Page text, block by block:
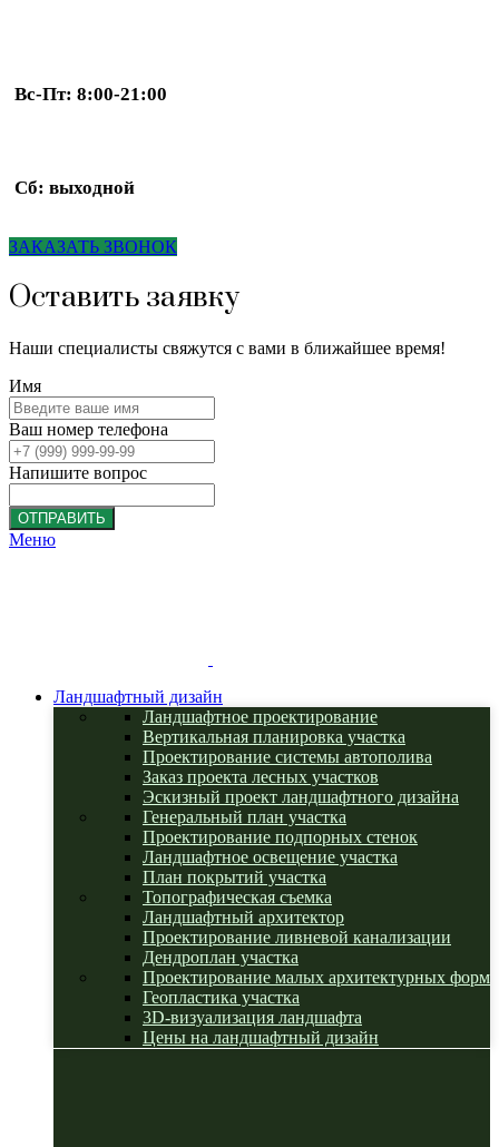
Вс-Пт: 8:00-21:00
Сб: выходной
ЗАКАЗАТЬ ЗВОНОК
Оставить заявку
Наши специалисты свяжутся с вами в ближайшее время!
Имя
Ваш номер телефона
Напишите вопрос
ОТПРАВИТЬ
Меню
Ландшафтный дизайн
Ландшафтное проектирование
Вертикальная планировка участка
Проектирование системы автополива
Заказ проекта лесных участков
Эскизный проект ландшафтного дизайна
Генеральный план участка
Проектирование подпорных стенок
Ландшафтное освещение участка
План покрытий участка
Топографическая съемка
Ландшафтный архитектор
Проектирование ливневой канализации
Дендроплан участка
Проектирование малых архитектурных форм
Геопластика участка
3D-визуализация ландшафта
Цены на ландшафтный дизайн